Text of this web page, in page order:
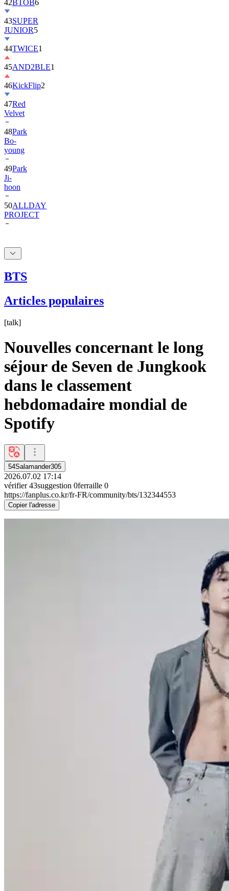
43SUPER
JUNIOR
44TWICE
45AND2BLE
46KickFlip2
47Red
Velvet
48Park
Bo-
young
49Park
Ji-
hoon
50ALLDAY
PROJECT
BTS
Articles populaires
[talk]
Nouvelles concernant le long
séjour de Seven de Jungkook
dans le classement
hebdomadaire mondial de
Spotify
54Salamander305
2026.07.02 17:14
vérifier 43suggestion 0ferraille 0
https://fanplus.co.kr/fr-FR/community/bts/132344553
Copier l'adresse